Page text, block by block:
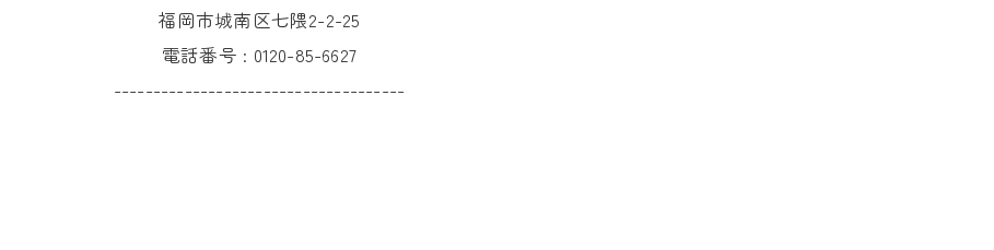
福岡市城南区七隈2-2-25
電話番号 : 0120-85-6627
-------------------------------------